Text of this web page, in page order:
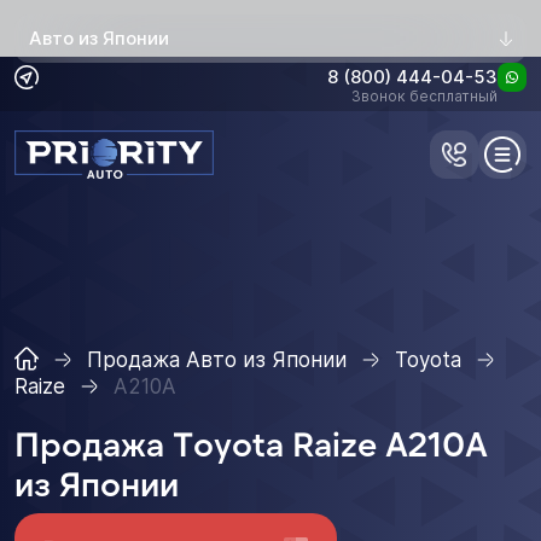
Авто из Японии
8 (800) 444-04-53
Звонок бесплатный
Продажа Авто из Японии
Toyota
Raize
A210A
Продажа Toyota Raize A210A
из Японии